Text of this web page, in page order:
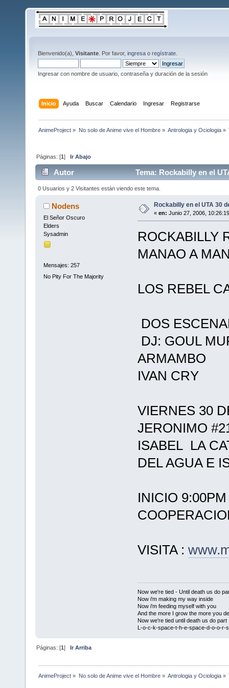
Bienvenido(a), Visitante . Por favor, ingresa o regístrate
Ingresar con nombre de usuario, contraseña y duración de la sesión
Inicio Ayuda Buscar Calendario Ingresar Registrarse
AnimeProject » No solo de Anime vive el Hombre» Antrologia y Ociologia»
Páginas: [1]Ir Abajo
Autor Tema: Rockabilly en el
0 Usuarios y 2 Visitantes están viendo este tema.
Nodens
El Señor Oscuro
Elders
Sysadmin
Mensajes: 257
No Pity For The Majority
Rockabilly en el UTA 30
« en: Junio 27, 2006,
ROCKABILLY
MANAO A
LOS REBEL
DOS
DJ: GOUL
ARMAMBO
IVAN CRY
VIERNES 30
JERONIMO
ISABEL LA
DEL AGUA E
INICIO 9:00PM
VISITA :
Now we're tied - Until death us do
Now i'm making my way inside
Now i'm feeding myself with you
And the more I grow the more you
Now we're tied until death us do part
L-o-c-k-space-t-h-e-space-d-o-o-r-
Páginas: [1] Ir Arriba
AnimeProject » No solo de Anime vive el Hombre» Antrologia y Ociologia»